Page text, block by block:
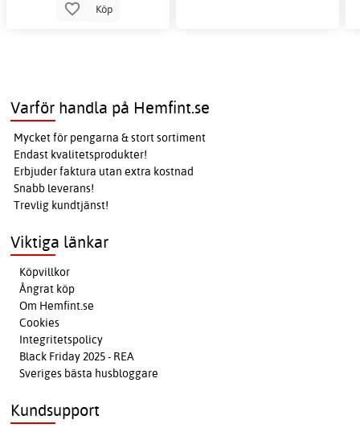
Köp
Varför handla på Hemfint.se
Mycket för pengarna & stort sortiment
Endast kvalitetsprodukter!
Erbjuder faktura utan extra kostnad
Snabb leverans!
Trevlig kundtjänst!
Viktiga länkar
Köpvillkor
Ångrat köp
Om Hemfint.se
Cookies
Integritetspolicy
Black Friday 2025 - REA
Sveriges bästa husbloggare
Kundsupport